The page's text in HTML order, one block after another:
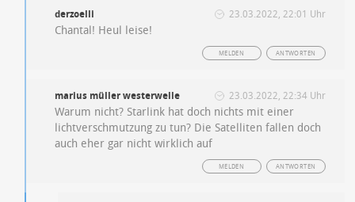
derzoelli 23.03.2022, 22:01 Uhr
Chantal! Heul leise!
ANTWORTEN
MELDEN
marius müller westerwelle 23.03.2022, 22:34 Uhr
Warum nicht? Starlink hat doch nichts mit einer
lichtverschmutzung zu tun? Die Satelliten fallen doch
auch eher gar nicht wirklich auf
ANTWORTEN
MELDEN